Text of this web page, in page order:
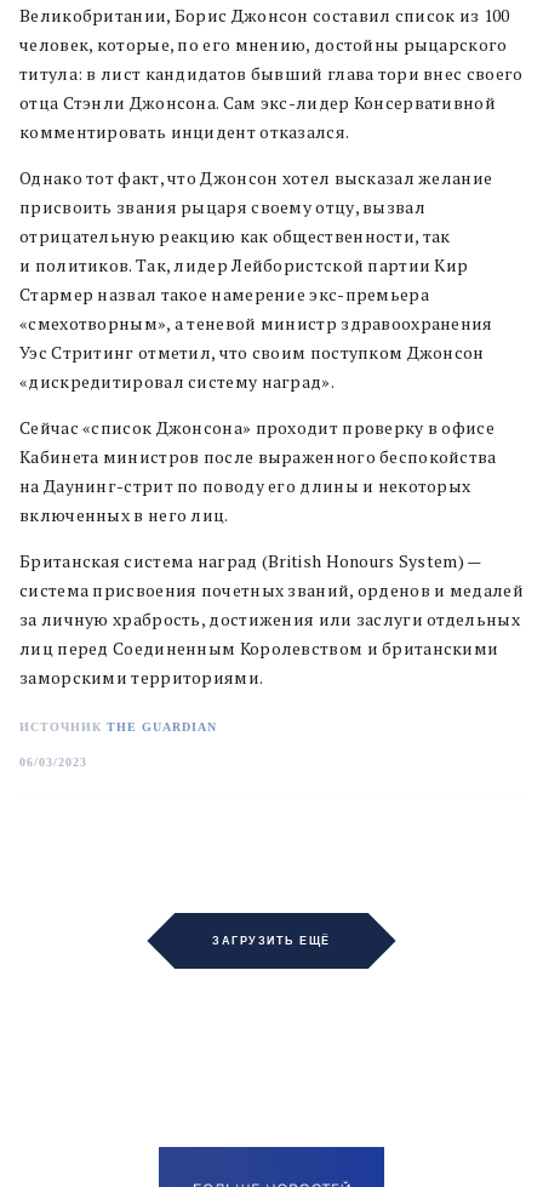
Великобритании, Борис Джонсон составил список из 100
человек, которые, по его мнению, достойны рыцарского
титула: в лист кандидатов бывший глава тори внес своего
отца Стэнли Джонсона. Сам экс-лидер Консервативной
комментировать инцидент отказался.
Однако тот факт, что Джонсон хотел высказал желание
присвоить звания рыцаря своему отцу, вызвал
отрицательную реакцию как общественности, так
и политиков. Так, лидер Лейбористской партии Кир
Стармер назвал такое намерение экс-премьера
«смехотворным», а теневой министр здравоохранения
Уэс Стритинг отметил, что своим поступком Джонсон
«дискредитировал систему наград».
Сейчас «список Джонсона» проходит проверку в офисе
Кабинета министров после выраженного беспокойства
на Даунинг-стрит по поводу его длины и некоторых
включенных в него лиц.
Британская система наград (British Honours System) —
система присвоения почетных званий, орденов и медалей
за личную храбрость, достижения или заслуги отдельных
лиц перед Соединенным Королевством и британскими
заморскими территориями.
ИСТОЧНИК THE GUARDIAN
06/03/2023
ЗАГРУЗИТЬ ЕЩЁ